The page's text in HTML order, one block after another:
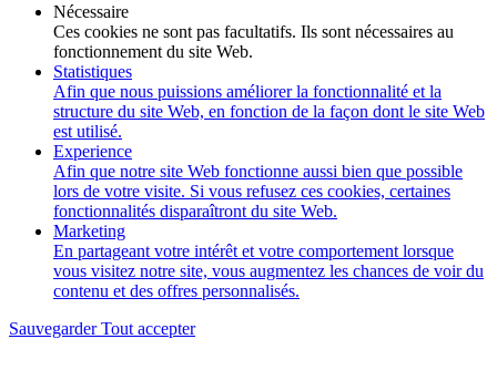
Nécessaire
Ces cookies ne sont pas facultatifs. Ils sont nécessaires au
fonctionnement du site Web.
Statistiques
Afin que nous puissions améliorer la fonctionnalité et la
structure du site Web, en fonction de la façon dont le site Web
est utilisé.
Experience
Afin que notre site Web fonctionne aussi bien que possible
lors de votre visite. Si vous refusez ces cookies, certaines
fonctionnalités disparaîtront du site Web.
Marketing
En partageant votre intérêt et votre comportement lorsque
vous visitez notre site, vous augmentez les chances de voir du
contenu et des offres personnalisés.
SauvegarderTout accepter